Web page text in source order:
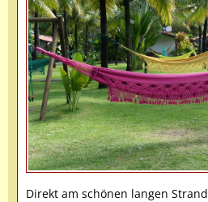
Direkt am schönen langen Strand